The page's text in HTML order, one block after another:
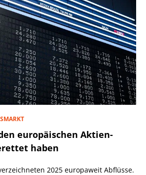
den europäischen Aktien-
haben
2025 europaweit Abflüsse.